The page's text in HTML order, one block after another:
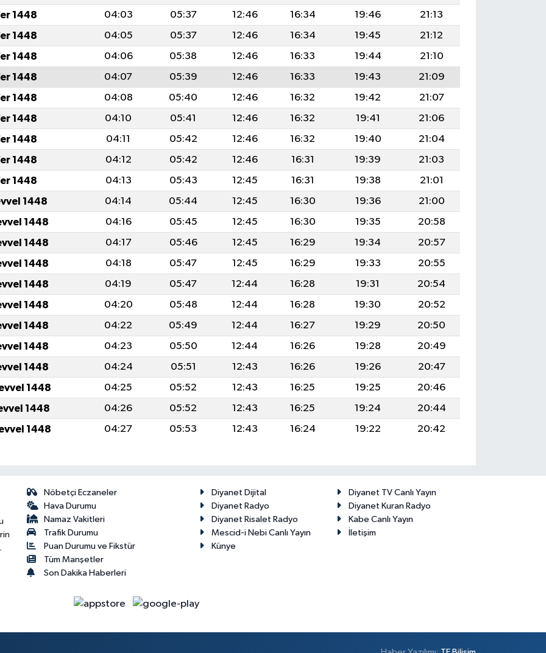
1448 04:03 05:37 12:46 16:34 19:46
21:13
1448 04:05 05:37 12:46 16:34 19:45
21:12
1448 04:06 05:38 12:46 16:33 19:44
21:10
1448 04:07 05:39 12:46 16:33 19:43
21:09
1448 04:08 05:40 12:46 16:32 19:42
21:07
1448 04:10 05:41 12:46 16:32 19:41
21:06
1448 04:11 05:42 12:46 16:32 19:40
21:04
1448 04:12 05:42 12:46 16:31 19:39
21:03
1448 04:13 05:43 12:45 16:31 19:38
21:01
1448 04:14 05:44 12:45 16:30 19:36
21:00
1448 04:16 05:45 12:45 16:30 19:35
20:58
1448 04:17 05:46 12:45 16:29 19:34
20:57
1448 04:18 05:47 12:45 16:29 19:33
20:55
1448 04:19 05:47 12:44 16:28 19:31
20:54
1448 04:20 05:48 12:44 16:28 19:30
20:52
1448 04:22 05:49 12:44 16:27 19:29
20:50
1448 04:23 05:50 12:44 16:26 19:28
20:49
1448 04:24 05:51 12:43 16:26 19:26
20:47
1448 04:25 05:52 12:43 16:25 19:25
20:46
1448 04:26 05:52 12:43 16:25 19:24
20:44
1448 04:27 05:53 12:43 16:24 19:22 20:42
Nöbetçi Eczaneler
Hava Durumu
Namaz Vakitleri
Trafik Durumu
Puan Durumu ve Fikstür
Tüm Manşetler
Son Dakika Haberleri
Diyanet Dijital
Diyanet TV Canlı Yayın
Diyanet Radyo
Diyanet Kuran Radyo
Diyanet Risalet Radyo
Kabe Canlı Yayın
Mescid-i Nebi Canlı Yayın
İletişim
Künye